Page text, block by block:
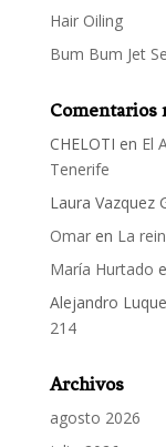
Hair Oiling
Bum Bum Jet
Comentarios
CHELOTI en El
Tenerife
Laura Vazquez
Omaren La
María Hurtado
Alejandro
214
Archivos
agosto 2026